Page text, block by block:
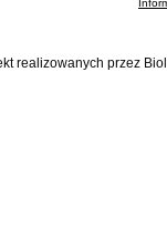
realizowanych przez